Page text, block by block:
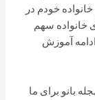
خودم در
خانواده سهم
ادامه آموزش
بانو برای ما